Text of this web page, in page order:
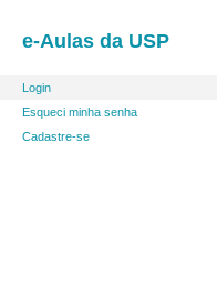
e-Aulas da USP
Login
Esqueci minha senha
Cadastre-se